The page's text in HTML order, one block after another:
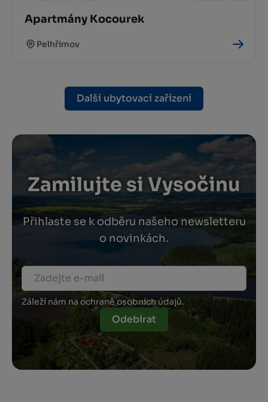
Apartmány Kocourek
Pelhřimov
Další ubytovací zařízení
Zamilujte si Vysočinu
Přihlaste se k odběru našeho newsletteru
o novinkách.
Záleží nám na ochraně osobních údajů.
Odebírat